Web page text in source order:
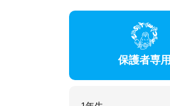
保護者専用